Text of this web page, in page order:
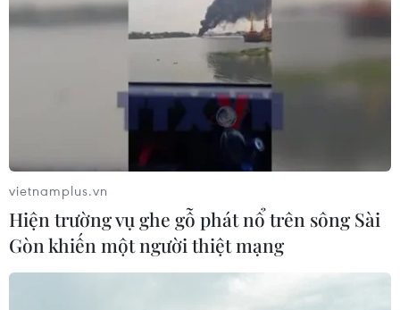
04/08/2026 03:17
Xem thêm
CƠ QUAN CHỦ QUẢN: THÔNG TẤN XÃ VIỆT NAM
Tổng Biên tập: TRẦN TIẾN DUẨN
vietnamplus.vn
Hiện trường vụ ghe gỗ phát nổ trên sông Sài
Gòn khiến một người thiệt mạng